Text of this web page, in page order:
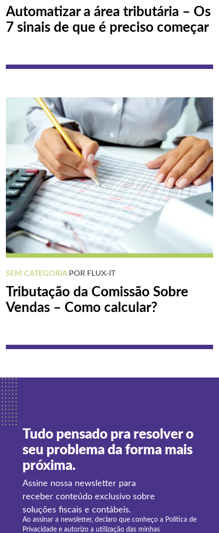
Automatizar a área tributária – Os
7 sinais de que é preciso começar
SEM CATEGORIAPOR FLUX-IT
Tributação da Comissão Sobre
Vendas – Como calcular?
Tudo pensado pra resolver o
seu problema da forma mais
próxima.
Assine nossa newsletter para
receber conteúdo exclusivo sobre
soluções fiscais e contábeis.
Ao assinar a newsletter, declaro que conheço a Política de
Privacidade e autorizo a utilização das minhas